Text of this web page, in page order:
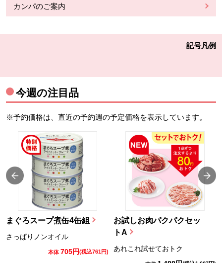
カンパのご案内
記号凡例
今週の注目品
※予約価格は、直近の予約週の予定価格を表示しています。
まぐろスープ煮缶4缶組
さっぱりノンオイル
本体 705円(税込761円)
お試しお肉パクパクセッ
トA
あれこれ試せておトク